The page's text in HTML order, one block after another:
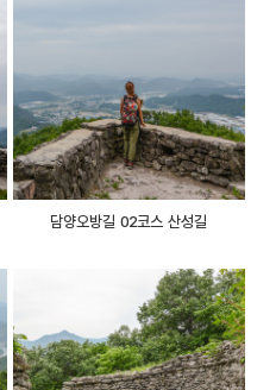
담양오방길 02코스 산성길